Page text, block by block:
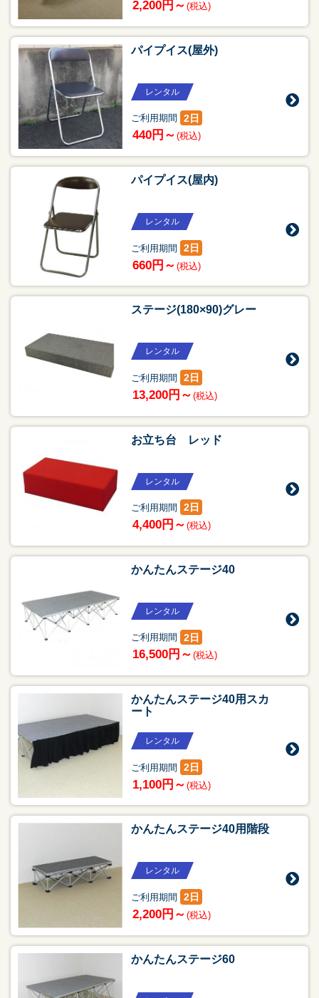
2,200円～ (税込)
パイプイス(屋外)
レンタル
ご利用期間 2日
440円～ (税込)
パイプイス(屋内)
レンタル
ご利用期間 2日
660円～ (税込)
ステージ(180×90)グレー
レンタル
ご利用期間 2日
13,200円～ (税込)
お立ち台 レッド
レンタル
ご利用期間 2日
4,400円～ (税込)
かんたんステージ40
レンタル
ご利用期間 2日
16,500円～ (税込)
かんたんステージ40用スカ
ート
レンタル
ご利用期間 2日
1,100円～ (税込)
かんたんステージ40用階段
レンタル
ご利用期間 2日
2,200円～ (税込)
かんたんステージ60